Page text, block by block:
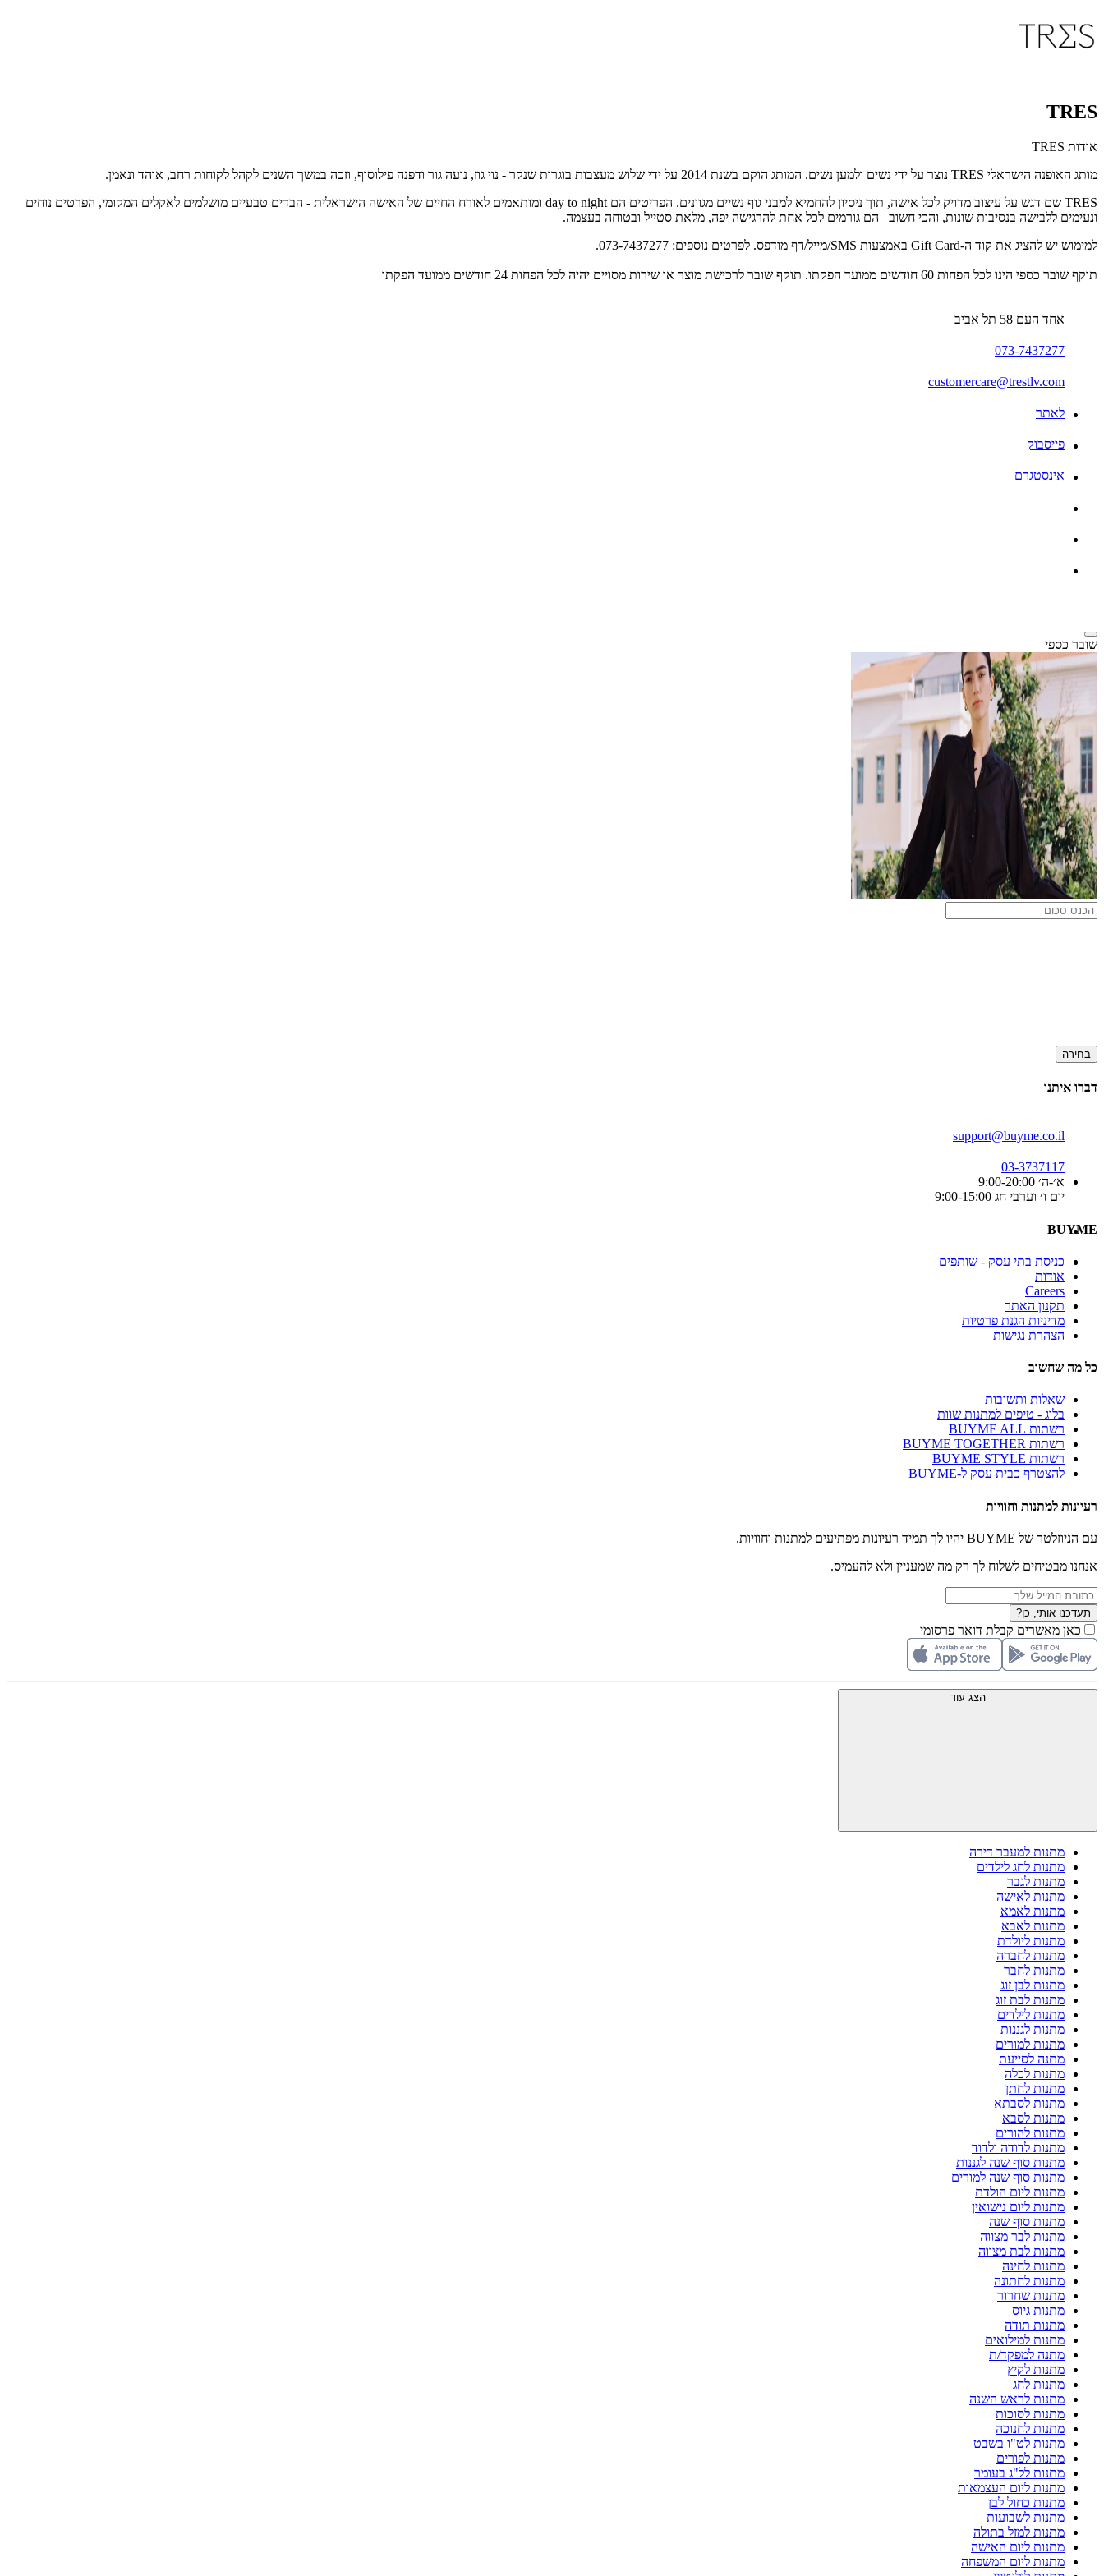
TRES
אודות TRES
מותג האופנה הישראלי TRES נוצר על ידי נשים ולמען נשים. המותג הוקם בשנת 2014 על ידי שלוש מעצבות בוגרות שנקר - נוי גוז, נועה גור ודפנה פילוסוף, וזכה במשך השנים לקהל לקוחות רחב, אוהד ונאמן.
TRES שם דגש על עיצוב מדויק לכל אישה, תוך ניסיון להחמיא למבני גוף נשיים מגוונים. הפריטים הם day to night ומותאמים לאורח החיים של האישה הישראלית - הבדים טבעיים מושלמים לאקלים המקומי, הפרטים נוחים
ונעימים ללבישה בנסיבות שונות, והכי חשוב –הם גורמים לכל אחת להרגישה יפה, מלאת סטייל ובטוחה בעצמה.
למימוש יש להציג את קוד ה-Gift Card באמצעות SMS/מייל/דף מודפס. לפרטים נוספים: 073-7437277.
תוקף שובר כספי הינו לכל הפחות 60 חודשים ממועד הפקתו. תוקף שובר לרכישת מוצר או שירות מסויים יהיה לכל הפחות 24 חודשים ממועד הפקתו
אחד העם 58 תל אביב
073-7437277
customercare@trestlv.com
לאתר
פייסבוק
אינסטגרם
שובר כספי
בחירה
דברו איתנו
support@buyme.co.il
03-3737117
א׳-ה׳ 9:00-20:00
יום ו׳ וערבי חג 9:00-15:00
BUYME
כניסת בתי עסק - שותפים
אודות
Careers
תקנון האתר
מדיניות הגנת פרטיות
הצהרת נגישות
כל מה שחשוב
שאלות ותשובות
בלוג - טיפים למתנות שוות
רשתות BUYME ALL
רשתות BUYME TOGETHER
רשתות BUYME STYLE
להצטרף כבית עסק ל-BUYME
רעיונות למתנות וחוויות
עם הניוזלטר של BUYME יהיו לך תמיד רעיונות מפתיעים למתנות וחוויות.
אנחנו מבטיחים לשלוח לך רק מה שמעניין ולא להעמיס.
תעדכנו אותי, כן?
כאן מאשרים קבלת דואר פרסומי
הצג עוד
מתנות למעבר דירה
מתנות לחג לילדים
מתנות לגבר
מתנות לאישה
מתנות לאמא
מתנות לאבא
מתנות ליולדת
מתנות לחברה
מתנות לחבר
מתנות לבן זוג
מתנות לבת זוג
מתנות לילדים
מתנות לגננות
מתנות למורים
מתנה לסייעת
מתנות לכלה
מתנות לחתן
מתנות לסבתא
מתנות לסבא
מתנות להורים
מתנות לדודה ולדוד
מתנות סוף שנה לגננות
מתנות סוף שנה למורים
מתנות ליום הולדת
מתנות ליום נישואין
מתנות סוף שנה
מתנות לבר מצווה
מתנות לבת מצווה
מתנות לחינה
מתנות לחתונה
מתנות שחרור
מתנות גיוס
מתנות תודה
מתנות למילואים
מתנה למפקד/ת
מתנות לקיץ
מתנות לחג
מתנות לראש השנה
מתנות לסוכות
מתנות לחנוכה
מתנות לט"ו בשבט
מתנות לפורים
מתנות לל"ג בעומר
מתנות ליום העצמאות
מתנות כחול לבן
מתנות לשבועות
מתנות למזל בתולה
מתנות ליום האישה
מתנות ליום המשפחה